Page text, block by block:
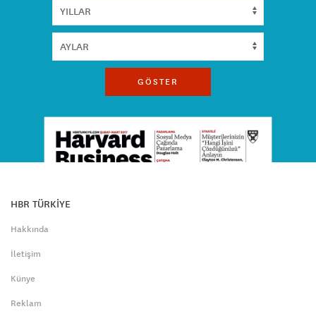
GÖSTER
HBR TÜRKİYE
Hakkında
İletişim
Künye
Reklam